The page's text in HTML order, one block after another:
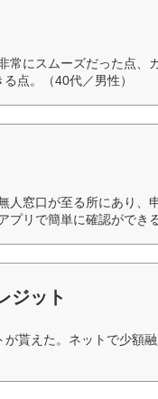
常にスムーズだった点、
点。（40代／男性）
人窓口が至る所にあり、
プリで簡単に確認ができ
ジット
貰えた。ネットで少額